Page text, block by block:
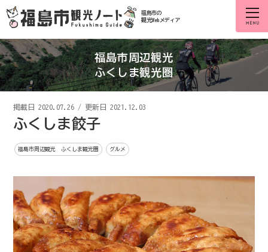
福島市の
観光Webメディア
福島市周辺観光
ふくしま観光圏
掲載日 2020.07.26 / 更新日 2021.12.03
ふくしま餃子
福島市周辺観光 ふくしま観光圏 グルメ